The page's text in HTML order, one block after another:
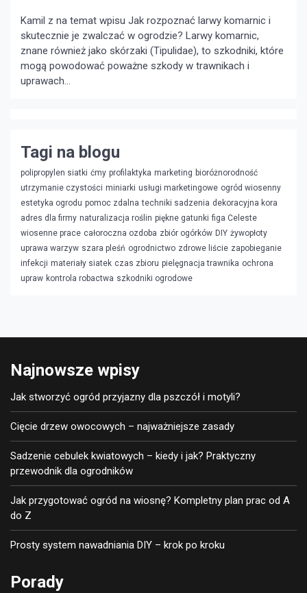
Kamil z na temat wpisu Jak rozpoznać larwy komarnic i
skutecznie je zwalczać w ogrodzie? Larwy komarnic,
znane również jako skórzaki (Tipulidae), to szkodniki, które
mogą powodować poważne szkody w trawnikach i
uprawach...
Tagi na blogu
polipropylen siatki ćmy profilaktyka marketing bioróżnorodność
utrzymanie czystości miniarki usługi marketingowe ogród wiosenny
estetyka ogrodu pomoc zdalna techniki sadzenia dekoracyjna kora
adres dla firmy naturalizacja roślin piękne gatunki figa Celeste
wiosenne prace całoroczna ozdoba zbiór ogórków DIY żywopłoty
uprawa warzyw szara pleśń ogrodnictwo zdrowe liście zapobieganie
infekcji materiały siatek czas zbioru pielęgnacja trawnika ochrona
upraw kontrola robactwa szkodniki ogrodowe
Najnowsze wpisy
Jak stworzyć ogród przyjazny dla pszczół i motyli?
Cięcie drzew owocowych – najważniejsze zasady
Sadzenie cebulek kwiatowych – kiedy i jak? Praktyczny
przewodnik dla ogrodników
Jak przygotować ogród na wiosnę? Kompletny plan prac od A
do Z
Prosty system nawadniania DIY – krok po kroku
Porady